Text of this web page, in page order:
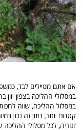
אם אתם מטיילים לבד,
במסלולי ההליכה בצפון
במסלול ההליכה, שווה
קטנות יותר, נתון זה נכון
זגוריה, לכל מסלולי